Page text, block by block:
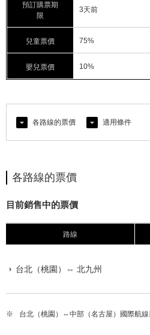
預訂購票期
限
3天前
兒童票價 75%
嬰兒票價 10%
各路線的票價 適用條件
各路線的票價
目前銷售中的票價
路線
台北（桃園）⇔ 北九州
※ 台北（桃園）⇔中部（名古屋）國際航線